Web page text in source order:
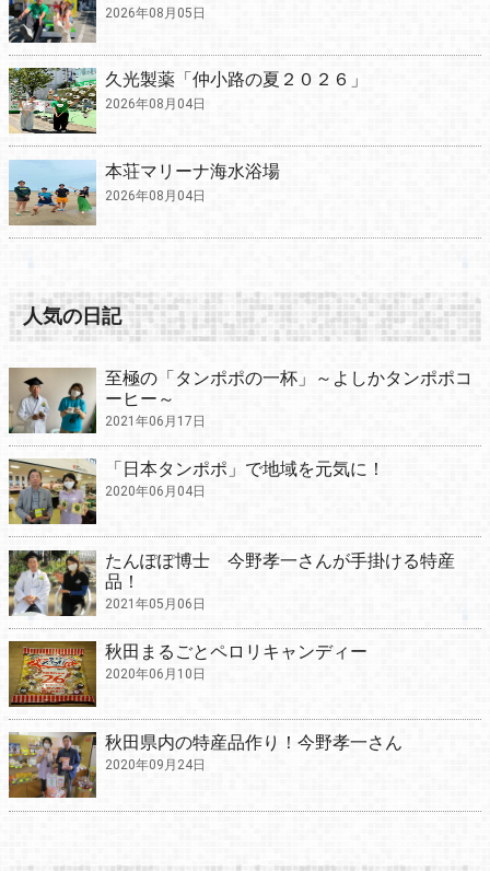
2026年08月05日
久光製薬「仲小路の夏２０２６」
2026年08月04日
本荘マリーナ海水浴場
2026年08月04日
人気の日記
至極の「タンポポの一杯」～よしかタンポポコ
ーヒー～
2021年06月17日
「日本タンポポ」で地域を元気に！
2020年06月04日
たんぽぽ博士 今野孝一さんが手掛ける特産
品！
2021年05月06日
秋田まるごとペロリキャンディー
2020年06月10日
秋田県内の特産品作り！今野孝一さん
2020年09月24日